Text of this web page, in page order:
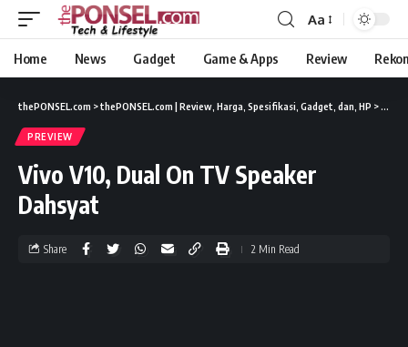
Aa
Home News Gadget Game & Apps Review
thePONSEL.com >thePONSEL.com | Review, Harga, Spesifikasi, Gadget, dan, HP >
PREVIEW
Vivo V10, Dual On TV Speaker
Dahsyat
Share 2 Min Read